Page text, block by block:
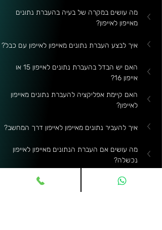
מה עושים במקרה של בעיה בהעברת נתונים
מאייפון לאייפון?
איך לבצע העברת נתונים מאייפון לאייפון עם כבל?
האם יש הבדל בהעברת נתונים לאייפון 15 או
אייפון 16?
האם קיימת אפליקציה להעברת נתונים מאייפון
לאייפון?
איך להעביר נתונים מאייפון לאייפון דרך המחשב?
מה עושים אם העברת הנתונים מאייפון לאייפון
נכשלה?